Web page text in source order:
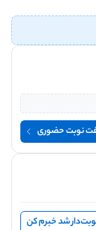
نوبت حضوری
شد خبرم کن